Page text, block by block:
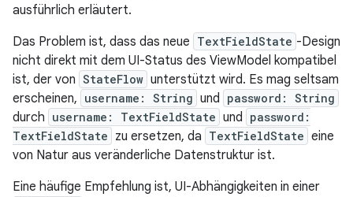
ausführlich erläutert.
Das Problem ist, dass das neue TextFieldState -Design
nicht direkt mit dem UI-Status des ViewModel kompatibel
ist, der von StateFlow unterstützt wird. Es mag seltsam
erscheinen, username: String und password: String
durch username: TextFieldState und password:
TextFieldState zu ersetzen, da TextFieldState eine
von Natur aus veränderliche Datenstruktur ist.
Eine häufige Empfehlung ist, UI-Abhängigkeiten in einer